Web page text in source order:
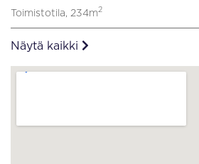
Toimistotila, 234m2
Näytä kaikki